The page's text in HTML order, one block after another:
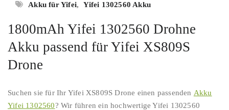
Akku für Yifei, Yifei 1302560 Akku
1800mAh Yifei 1302560 Drohne
Akku passend für Yifei XS809S
Drone
Suchen sie für Ihr Yifei XS809S Drone einen passenden Akku
Yifei 1302560? Wir führen ein hochwertige Yifei 1302560